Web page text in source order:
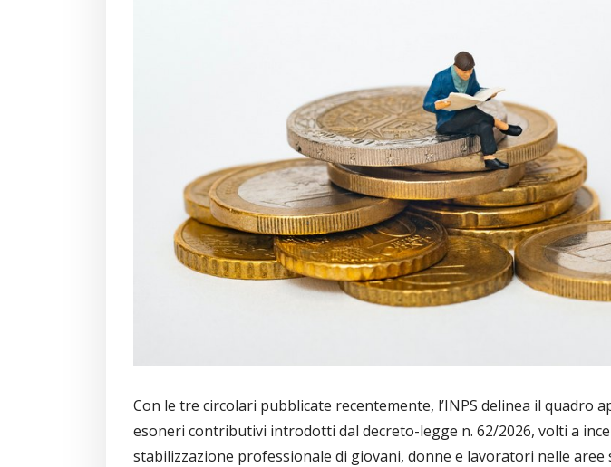
Con le tre circolari pubblicate recentemente, l’INPS delinea il quadro
esoneri contributivi introdotti dal decreto-legge n. 62/2026, volti a
stabilizzazione professionale di giovani, donne e lavoratori nelle aree